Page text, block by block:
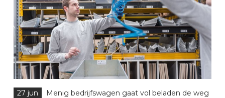
27 jun
Menig bedrijfswagen gaat vol beladen de weg